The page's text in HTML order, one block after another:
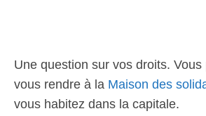
Une question sur vos droits. Vous
vous rendre à la Maison des
vous habitez dans la capitale.